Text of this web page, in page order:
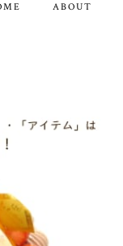
ABOUT